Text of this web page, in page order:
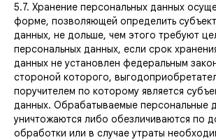
5.7. Хранение персональных данных
форме, позволяющей определить
данных, не дольше, чем этого требуют
персональных данных, если срок
данных не установлен федеральным
стороной которого,
поручителем по которому является
данных. Обрабатываемые персональные
уничтожаются либо обезличиваются по
обработки или в случае утраты